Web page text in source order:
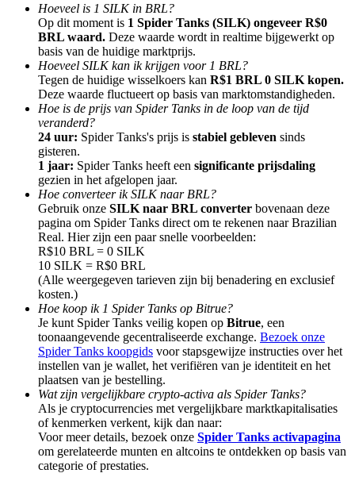
Doorverwijzing
Nodig een vriend uit om contante beloningen te ontvangen
Deposit CASHCAT & Win
Deposit CASHCAT & Win
Share 500000 CASHCAT prize pool
Exclusive for BitMart Users
Hoeveel is 1 SILK in BRL?
Op dit moment is 1 Spider Tanks (SILK) ongeveer R$0
BRL waard. Deze waarde wordt in realtime bijgewerkt op
basis van de huidige marktprijs.
Hoeveel SILK kan ik krijgen voor 1 BRL?
Tegen de huidige wisselkoers kan R$1 BRL 0 SILK kopen.
Deze waarde fluctueert op basis van marktomstandigheden.
Hoe is de prijs van Spider Tanks in de loop van de tijd
veranderd?
24 uur: Spider Tanks's prijs is stabiel gebleven sinds
gisteren.
1 jaar: Spider Tanks heeft een significante prijsdaling
gezien in het afgelopen jaar.
Hoe converteer ik SILK naar BRL?
Gebruik onze SILK naar BRL converter bovenaan deze
pagina om Spider Tanks direct om te rekenen naar Brazilian
Real. Hier zijn een paar snelle voorbeelden:
R$10 BRL = 0 SILK
10 SILK = R$0 BRL
(Alle weergegeven tarieven zijn bij benadering en exclusief
kosten.)
Hoe koop ik 1 Spider Tanks op Bitrue?
Je kunt Spider Tanks veilig kopen op Bitrue, een
toonaangevende gecentraliseerde exchange. Bezoek onze
Spider Tanks koopgids voor stapsgewijze instructies over het
instellen van je wallet, het verifiëren van je identiteit en het
plaatsen van je bestelling.
Wat zijn vergelijkbare crypto-activa als Spider Tanks?
Als je cryptocurrencies met vergelijkbare marktkapitalisaties
of kenmerken verkent, kijk dan naar:
Voor meer details, bezoek onze Spider Tanks activapagina
om gerelateerde munten en altcoins te ontdekken op basis van
categorie of prestaties.